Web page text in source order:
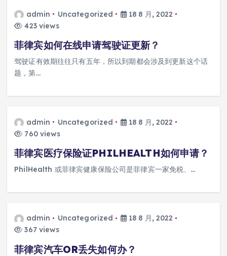
admin Uncategorized
18 8 月, 2022
423 views
菲律宾如何在线申请驾驶证更新？
驾驶证有效期往往只有五年，所以到期都会涉及到更新这个话
题，第…
admin Uncategorized
18 8 月, 2022
760 views
菲律宾医疗保险证PHILHEALTH如何申请？
PhilHealth 或菲律宾健康保险公司是菲律宾一家免税、…
admin Uncategorized
18 8 月, 2022
367 views
菲律宾汽车OR丢失如何办？